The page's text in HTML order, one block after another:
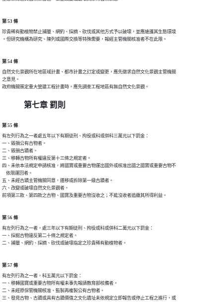
第 53 條
珍貴稀有動植物禁止捕獵、網釣、採摘、砍伐或其他方式予以破壞，並應維護其生態環境
第 54 條
自然文化景觀所在地區域計畫、都市計畫之訂定或變更，應先徵求自然文化景觀主管機關
之意見。
第七章 罰則
第 55 條
有左列行為之一者處五年以下有期徒刑、拘役或科或併科三萬元以下罰金：
一、毀損公有古物者。
二、毀損古蹟者。
三、移轉古物所有權違反第十三條之規定者。
四、未依本法規定申請核准，將國寶或重要古物運出國外或核准出國之國寶或重要古物不
    依限運回者。
五、未經古蹟主管機關同意，遷移或拆除第一級古蹟者。
六、改變或破壞自然文化景觀者。
第 56 條
有左列行為之一者，處三年以下有期徒刑、拘役或科或併科二萬元以下罰金：
一、採掘古物違反第二十條之規定者。
第 57 條
有左列行為之一者，科五萬元以下罰金：
一、移轉國寶或重要古物所有權未事先報請教育部核備者。
二、未經原保管機關核准、監製再複製公有古物者。
三、發見古物、古蹟或具有古蹟價值之文化遺址未依規定立即報告或停止工程之進行，或